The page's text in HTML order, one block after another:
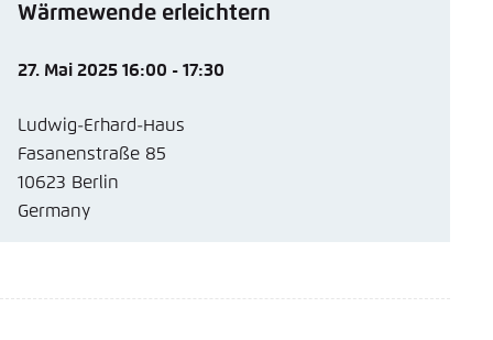
Wärmewende erleichtern
27. Mai 2025 16:00 - 17:30
Ludwig-Erhard-Haus
Fasanenstraße 85
10623 Berlin
Germany